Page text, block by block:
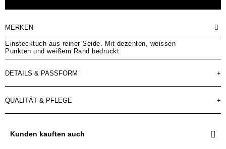
MERKEN
Einstecktuch aus reiner Seide. Mit dezenten, weissen
Punkten und weißem Rand bedruckt.
DETAILS & PASSFORM +
QUALITÄT & PFLEGE +
Kunden kauften auch